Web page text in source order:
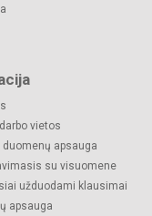
vietos
apsauga
su visuomene
užduodami klausimai
apsauga